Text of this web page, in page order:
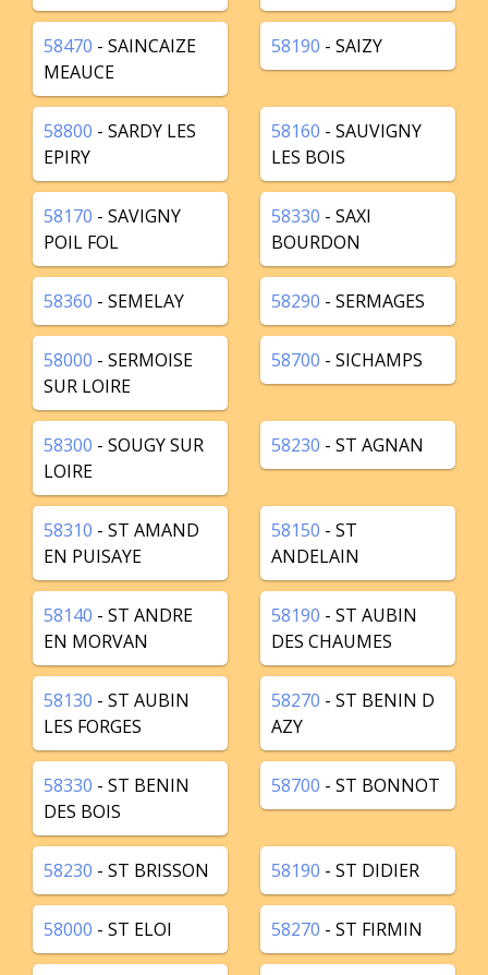
58470 - SAINCAIZE
MEAUCE
58190 - SAIZY
58800 - SARDY LES
EPIRY
58160 - SAUVIGNY
LES BOIS
58170 - SAVIGNY
POIL FOL
58330 - SAXI
BOURDON
58360 - SEMELAY 58290 - SERMAGES
58000 - SERMOISE
SUR LOIRE
58700 - SICHAMPS
58300 - SOUGY SUR
LOIRE
58230 - ST AGNAN
58310 - ST AMAND
EN PUISAYE
58150 - ST
ANDELAIN
58140 - ST ANDRE
EN MORVAN
58190 - ST AUBIN
DES CHAUMES
58130 - ST AUBIN
LES FORGES
58270 - ST BENIN D
AZY
58330 - ST BENIN
DES BOIS
58700 - ST BONNOT
58230 - ST BRISSON 58190 - ST DIDIER
58000 - ST ELOI 58270 - ST FIRMIN